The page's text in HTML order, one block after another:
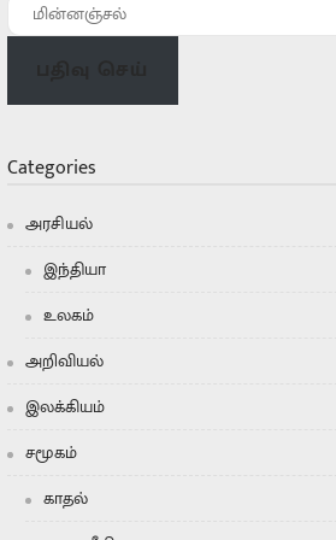
Categories
அரசியல்
இந்தியா
உலகம்
அறிவியல்
இலக்கியம்
சமூகம்
காதல்